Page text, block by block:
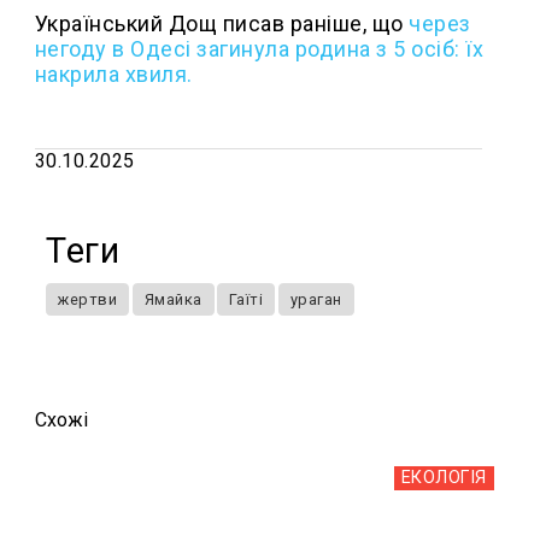
Український Дощ писав раніше, що через
негоду в Одесі загинула родина з 5 осіб: їх
накрила хвиля.
30.10.2025
Теги
жертви Ямайка Гаїті ураган
Схожi
ЕКОЛОГІЯ